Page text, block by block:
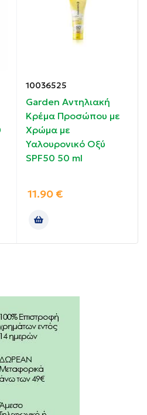
και προσφέρει
φάσματος (UVA, UVB, IR )
τον ιδρώτα
επιδερμίδες
λαιμό και ντεκολτέ 20-30
στον ήλιο και
με πετσέτα.
με άφθονο νερό.
10036525
Garden Αντηλιακή
Κρέμα Προσώπου με
Χρώμα με
Υαλουρονικό Οξύ
SPF50 50 ml
11.90 €